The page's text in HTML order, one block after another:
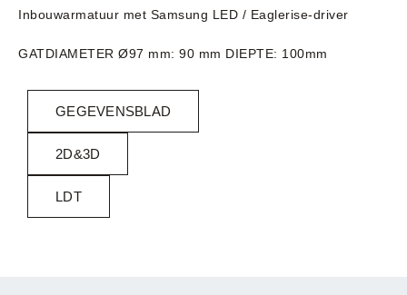
Inbouwarmatuur met Samsung LED / Eaglerise-driver
GATDIAMETER Ø97 mm: 90 mm DIEPTE: 100mm
GEGEVENSBLAD
2D&3D
LDT